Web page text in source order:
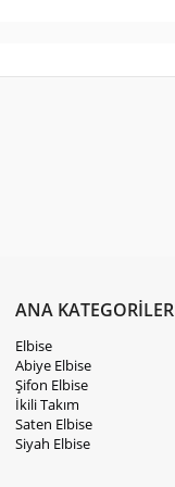
ANA KATEGORİLER
Elbise
Abiye Elbise
Şifon Elbise
İkili Takım
Saten Elbise
Siyah Elbise